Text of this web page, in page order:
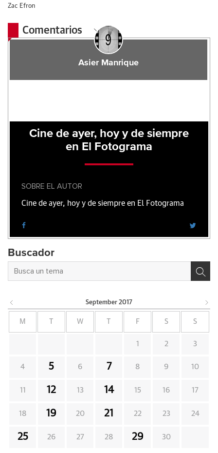
Zac Efron
Comentarios
Asier Manrique
Cine de ayer, hoy y de siempre
en El Fotograma
SOBRE EL AUTOR
Cine de ayer, hoy y de siempre en El Fotograma
Buscador
September 2017
M T W T F S S
1 2 3
4 5 6 7 8 9 10
11 12 13 14 15 16 17
18 19 20 21 22 23 24
25 26 27 28 29 30